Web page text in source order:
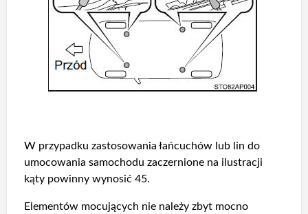
W przypadku zastosowania łańcuchów lub lin do
umocowania samochodu zaczernione na ilustracji
kąty powinny wynosić 45.
Elementów mocujących nie należy zbyt mocno